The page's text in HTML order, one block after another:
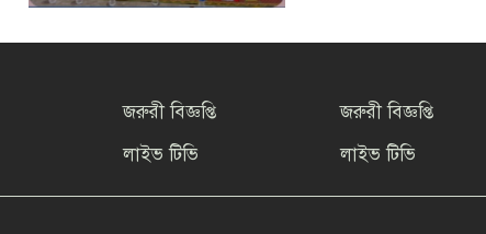
জরুরী বিজ্ঞপ্তি
লাইভ টিভি
জরুরী বিজ্ঞপ্তি
লাইভ টিভি